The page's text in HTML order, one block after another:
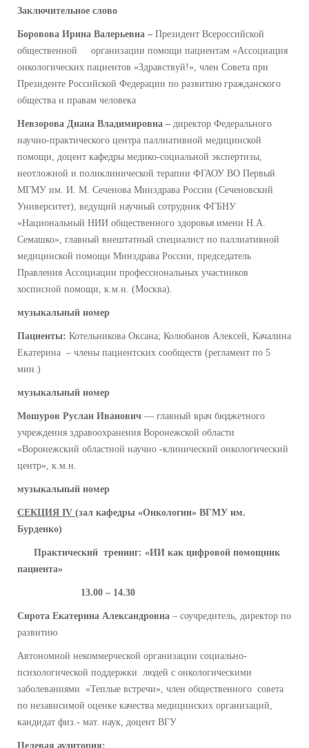
Заключительное слово
Боровова Ирина Валерьевна – Президент Всероссийской
общественной организации помощи пациентам «Ассоциация
онкологических пациентов «Здравствуй!», член Совета при
Президенте Российской Федерации по развитию гражданского
общества и правам человека
Невзорова Диана Владимировна – директор Федерального
научно-практического центра паллиативной медицинской
помощи, доцент кафедры медико-социальной экспертизы,
неотложной и поликлинической терапии ФГАОУ ВО Первый
МГМУ им. И. М. Сеченова Минздрава России (Сеченовский
Университет), ведущий научный сотрудник ФГБНУ
«Национальный НИИ общественного здоровья имени Н.А.
Семашко», главный внештатный специалист по паллиативной
медицинской помощи Минздрава России, председатель
Правления Ассоциации профессиональных участников
хосписной помощи, к.м.н. (Москва).
музыкальный номер
Пациенты: Котельникова Оксана; Колюбанов Алексей, Качалина
Екатерина – члены пациентских сообществ (регламент по 5
мин.)
музыкальный номер
Мошуров Руслан Иванович — главный врач бюджетного
учреждения здравоохранения Воронежской области
«Воронежский областной научно -клинический онкологический
центр», к.м.н.
музыкальный номер
СЕКЦИЯ IV (зал кафедры «Онкологии» ВГМУ им.
Бурденко)
Практический тренинг: «ИИ как цифровой помощник
пациента»
13.00 – 14.30
Сирота Екатерина Александровна – соучредитель, директор по
развитию
Автономной некоммерческой организации социально-
психологической поддержки людей с онкологическими
заболеваниями «Теплые встречи», член общественного совета
по независимой оценке качества медицинских организаций,
кандидат физ.- мат. наук, доцент ВГУ
Целевая аудитория: